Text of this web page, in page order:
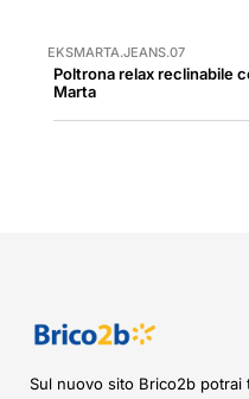
EKSMARTA.JEANS.07
Poltrona relax reclinabile
Marta
Sul nuovo sito Brico2b potrai